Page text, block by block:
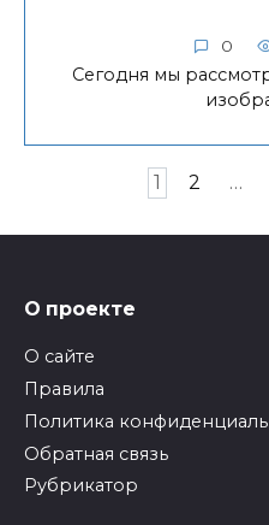
0
Сегодня мы
1 2 …
О проекте
О сайте
Правила
Политика
Обратная связь
Рубрикатор